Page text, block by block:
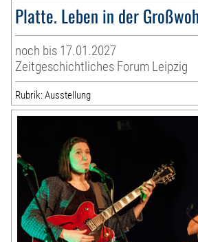
Platte. Leben in der
noch bis 17.01.2027
Zeitgeschichtliches Forum Leipzig
Rubrik: Ausstellung